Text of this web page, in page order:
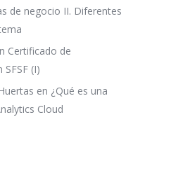
de negocio II. Diferentes
Certificado de
SFSF (I)
en ¿Qué es una
Cloud